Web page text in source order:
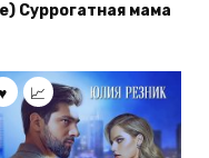
Суррогатная мама